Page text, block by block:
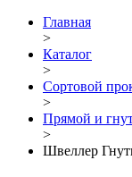
Главная
>
Каталог
>
Сортовой
>
Прямой и
>
Швеллер